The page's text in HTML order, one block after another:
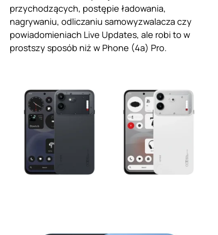
przychodzących, postępie ładowania,
nagrywaniu, odliczaniu samowyzwalacza czy
powiadomieniach Live Updates, ale robi to w
prostszy sposób niż w Phone (4a) Pro.